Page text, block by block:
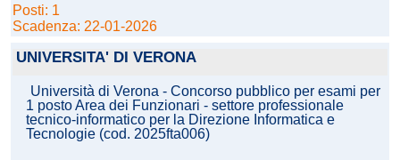
Posti: 1
Scadenza: 22-01-2026
UNIVERSITA' DI VERONA
Università di Verona - Concorso pubblico per esami per
1 posto Area dei Funzionari - settore professionale
tecnico-informatico per la Direzione Informatica e
Tecnologie (cod. 2025fta006)